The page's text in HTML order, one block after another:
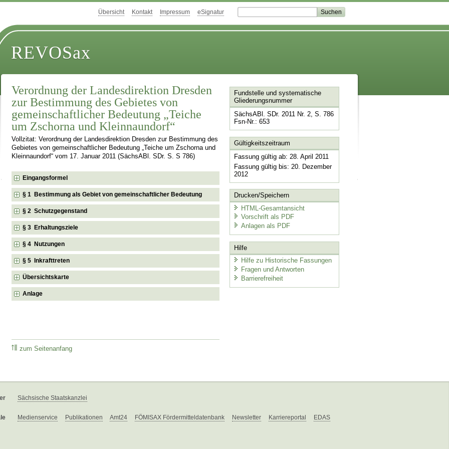
Übersicht Kontakt Impressum eSignatur
REVOSax
Verordnung der Landesdirektion Dresden
zur Bestimmung des Gebietes von
gemeinschaftlicher Bedeutung „Teiche
um Zschorna und Kleinnaundorf“
Vollzitat: Verordnung der Landesdirektion Dresden zur Bestimmung des
Gebietes von gemeinschaftlicher Bedeutung „Teiche um Zschorna und
Kleinnaundorf“ vom 17. Januar 2011 (SächsABl. SDr. S. S 786)
Eingangsformel
§ 1 Bestimmung als Gebiet von gemeinschaftlicher Bedeutung
§ 2 Schutzgegenstand
§ 3 Erhaltungsziele
§ 4 Nutzungen
§ 5 Inkrafttreten
Übersichtskarte
Anlage
zum Seitenanfang
Fundstelle und systematische
Gliederungsnummer
SächsABl. SDr. 2011 Nr. 2, S. 786
Fsn-Nr.: 653
Gültigkeitszeitraum
Fassung gültig ab: 28. April 2011
Fassung gültig bis: 20. Dezember
2012
Drucken/Speichern
HTML-Gesamtansicht
Vorschrift als PDF
Anlagen als PDF
Hilfe
Hilfe zu Historische Fassungen
Fragen und Antworten
Barrierefreiheit
Sächsische Staatskanzlei
Medienservice Publikationen Amt24 FÖMISAX Fördermitteldatenbank Newsletter Karriereportal EDAS